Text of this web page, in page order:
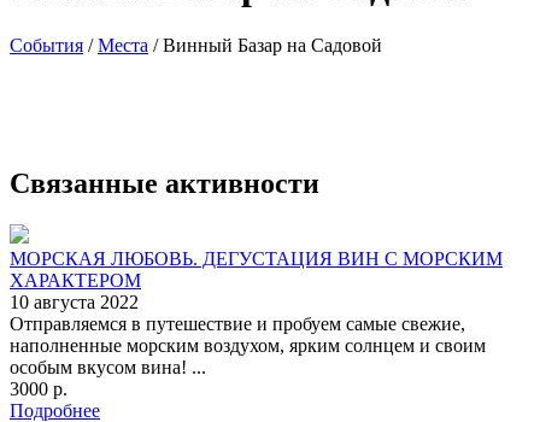
События /Места /Винный Базар на Садовой
Связанные активности
МОРСКАЯ ЛЮБОВЬ. ДЕГУСТАЦИЯ ВИН С МОРСКИМ
ХАРАКТЕРОМ
10 августа 2022
Отправляемся в путешествие и пробуем самые свежие,
наполненные морским воздухом, ярким солнцем и своим
особым вкусом вина! ...
3000 р.
Подробнее